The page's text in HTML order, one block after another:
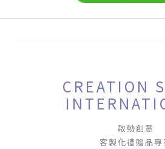
CREATION
啟動創意
客製化禮贈品專